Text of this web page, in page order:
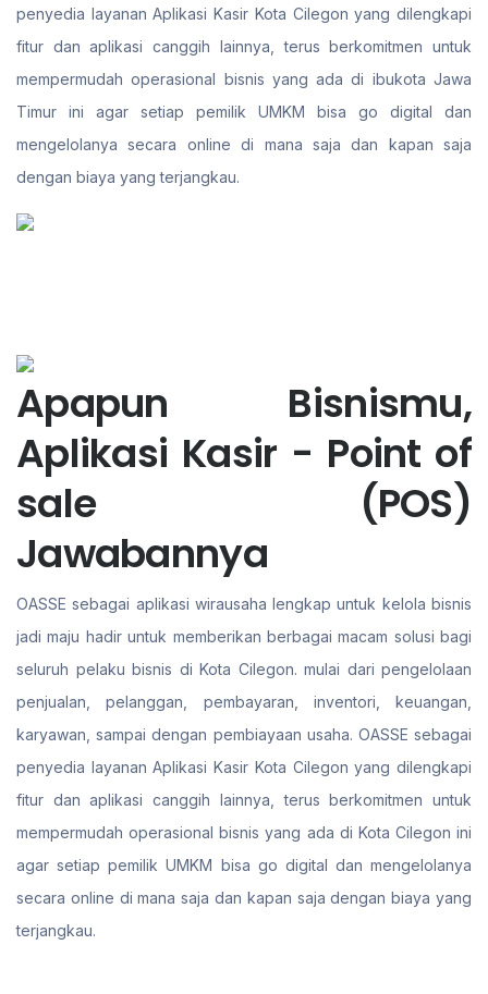
penyedia layanan Aplikasi Kasir Kota Cilegon yang dilengkapi
fitur dan aplikasi canggih lainnya, terus berkomitmen untuk
mempermudah operasional bisnis yang ada di ibukota Jawa
Timur ini agar setiap pemilik UMKM bisa go digital dan
mengelolanya secara online di mana saja dan kapan saja
dengan biaya yang terjangkau.
Apapun Bisnismu,
Aplikasi Kasir - Point of
sale (POS)
Jawabannya
OASSE sebagai aplikasi wirausaha lengkap untuk kelola bisnis
jadi maju hadir untuk memberikan berbagai macam solusi bagi
seluruh pelaku bisnis di Kota Cilegon. mulai dari pengelolaan
penjualan, pelanggan, pembayaran, inventori, keuangan,
karyawan, sampai dengan pembiayaan usaha. OASSE sebagai
penyedia layanan Aplikasi Kasir Kota Cilegon yang dilengkapi
fitur dan aplikasi canggih lainnya, terus berkomitmen untuk
mempermudah operasional bisnis yang ada di Kota Cilegon ini
agar setiap pemilik UMKM bisa go digital dan mengelolanya
secara online di mana saja dan kapan saja dengan biaya yang
terjangkau.